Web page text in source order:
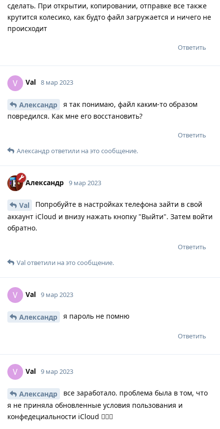
сделать. При открытии, копировании, отправке все также
крутится колесико, как будто файл загружается и ничего не
происходит
Ответить
V Val 8 мар 2023
Александр
я так понимаю, файл каким-то образом
повредился. Как мне его восстановить?
Ответить
Александрответили на это сообщение.
Александр 9 мар 2023
Val
Попробуйте в настройках телефона зайти в свой
аккаунт iCloud и внизу нажать кнопку "Выйти". Затем войти
обратно.
Ответить
Valответили на это сообщение.
V Val 9 мар 2023
Александр я пароль не помню
Ответить
V Val 9 мар 2023
Александр
все заработало. проблема была в том, что
я не приняла обновленные условия пользования и
конфедециальности iCloud 🤦🏽‍♀️